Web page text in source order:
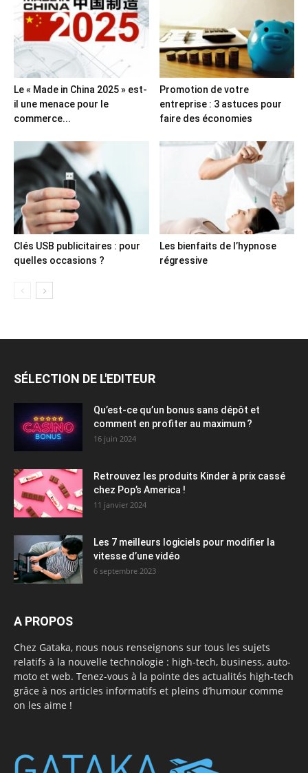
Le « Made in China 2025 » est-
il une menace pour le
commerce...
Promotion de votre
entreprise : 3 astuces pour
faire des économies
Clés USB publicitaires : pour
quelles occasions ?
Les bienfaits de l’hypnose
régressive
SÉLECTION DE L'EDITEUR
Qu’est-ce qu’un bonus sans dépôt et
comment en profiter au maximum ?
16 juin 2024
Retrouvez les produits Kinder à prix cassé
chez Pop’s America !
11 janvier 2024
Les 7 meilleurs logiciels pour modifier la
vitesse d’une vidéo
6 septembre 2023
A PROPOS
Chez Gataka, nous nous renseignons sur tous les sujets
relatifs à la nouvelle technologie : high-tech, business, auto-
moto et web. Tenez-vous à la pointe des actualités high-tech
grâce à nos articles informatifs et pleins d’humour comme
on les aime !